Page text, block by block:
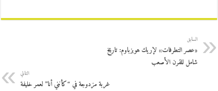
السابق
«عصر التطرفات» لإريك هوبزباوم: تاريخ
شامل للقرن الأصعب
التالي
غربة مزدوجة في “كأنني أنا” لعمر خليفة